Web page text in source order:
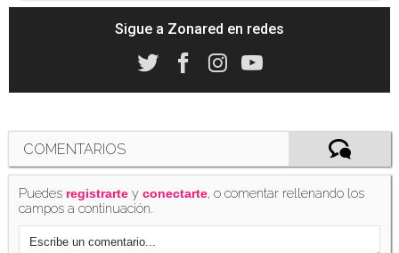
Sigue a Zonared en redes
COMENTARIOS
Puedes registrarte yconectarte, o comentar rellenando los
campos a continuación.